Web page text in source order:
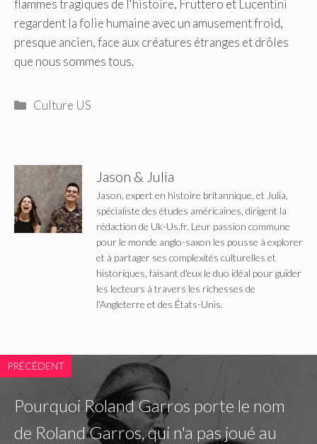
flammes tragiques de l'histoire, Fruttero et Lucentini
regardent la folie humaine avec un amusement froid,
presque ancien, face aux créatures étranges et drôles
que nous sommes tous.
Catégories
Culture US
Jason & Julia
Jason, expert en histoire britannique, et Julia,
spécialiste des études américaines, dirigent la
rédaction de Uk-Us.fr. Leur passion commune
pour le monde anglo-saxon les pousse à explorer
et à partager ses complexités culturelles et
historiques, faisant d'eux le duo idéal pour guider
les lecteurs à travers les richesses de
l'Angleterre et des États-Unis.
PRÉCÉDENT
Pourquoi Roland Garros porte le nom
de Roland Garros, qui n'a pas joué au